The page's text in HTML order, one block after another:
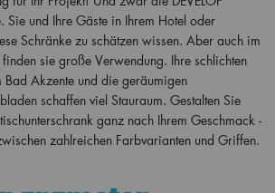
Sie und Ihre Gäste in Ihrem Hotel oder
Schränke zu schätzen wissen. Aber auch im
sie große Verwendung. Ihre schlichten
Bad Akzente und die geräumigen
schaffen viel Stauraum. Gestalten Sie
ganz nach Ihrem Geschmack -
zahlreichen Farbvarianten und Griffen.